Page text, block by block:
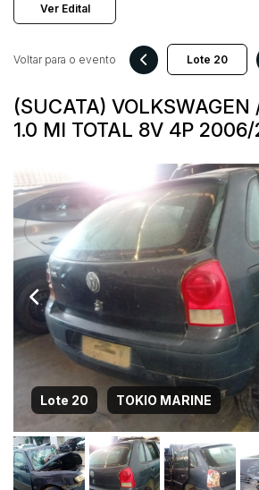
Ver Edital
(SUCATA) VOLKSWAGEN
1.0 MI TOTAL 8V 4P
Voltar para o evento
Lote 20 TOKIO MARINE